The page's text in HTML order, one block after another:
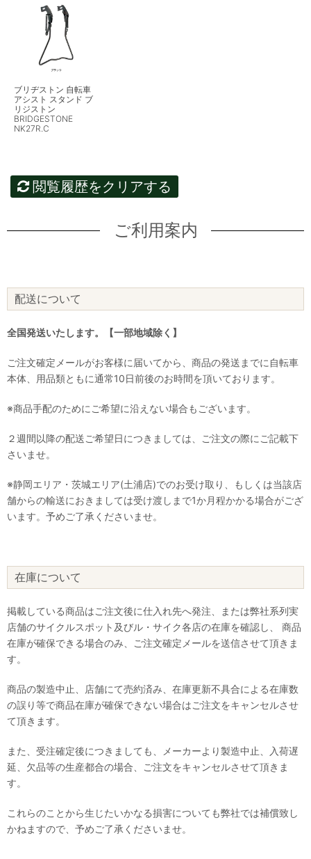
ブリヂストン 自転車
アシスト スタンド ブ
リジストン
BRIDGESTONE
NK27R.C
閲覧履歴をクリアする
ご利用案内
配送について
全国発送いたします。【一部地域除く】
ご注文確定メールがお客様に届いてから、商品の発送までに自転車
本体、用品類ともに通常10日前後のお時間を頂いております。
※商品手配のためにご希望に沿えない場合もございます。
２週間以降の配送ご希望日につきましては、ご注文の際にご記載下
さいませ。
※静岡エリア・茨城エリア(土浦店)でのお受け取り、もしくは当該店
舗からの輸送におきましては受け渡しまで1か月程かかる場合がござ
います。予めご了承くださいませ。
在庫について
掲載している商品はご注文後に仕入れ先へ発注、または弊社系列実
店舗のサイクルスポット及びル・サイク各店の在庫を確認し、 商品
在庫が確保できる場合のみ、ご注文確定メールを送信させて頂きま
す。
商品の製造中止、店舗にて売約済み、在庫更新不具合による在庫数
の誤り等で商品在庫が確保できない場合はご注文をキャンセルさせ
て頂きます。
また、受注確定後につきましても、メーカーより製造中止、入荷遅
延、欠品等の生産都合の場合、ご注文をキャンセルさせて頂きま
す。
これらのことから生じたいかなる損害についても弊社では補償致し
かねますので、予めご了承くださいませ。